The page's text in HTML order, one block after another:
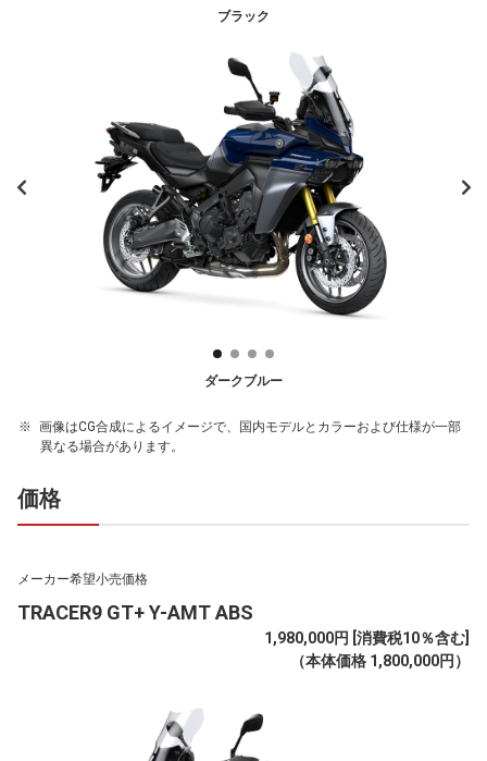
ブラック
ダークブルー
画像はCG合成によるイメージで、国内モデルとカラーおよび仕様が一部
異なる場合があります。
価格
メーカー希望小売価格
TRACER9 GT+ Y-AMT ABS
1,980,000円 [消費税10％含む]
（本体価格 1,800,000円）